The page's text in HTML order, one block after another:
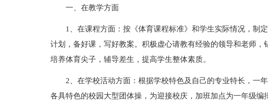
一、在教学方面
1、在课程方面：按《体育课程标准》和学生实际情况，制
计划，备好课，写好教案。积极虚心请教有经验的领导和老师
培养体育尖子，辅导差生，提高学生整体素质。
2、在学校活动方面：根据学校特色及自己的专业特长，一
各具特色的校园大型团体操，为迎接校庆，加班加点为一年级